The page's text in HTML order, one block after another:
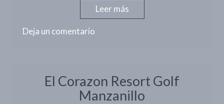
Leer más
Deja un comentario
El Corazon Resort Golf
Manzanillo